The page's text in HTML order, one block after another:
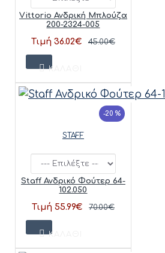
Vittorio Ανδρική Μπλούζα
200-2324-005
Τιμή 36.02€ 45.00€
ΚΑΛΆΘΙ
-20 %
STAFF
Staff Ανδρικό Φούτερ 64-
102.050
Τιμή 55.99€ 70.00€
ΚΑΛΆΘΙ